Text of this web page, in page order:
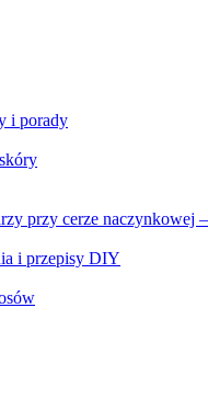
i porady
przy cerze naczynkowej
i przepisy DIY